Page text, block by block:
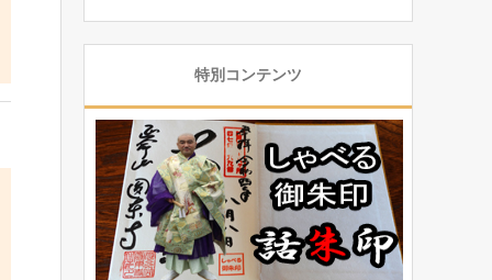
特別コンテンツ